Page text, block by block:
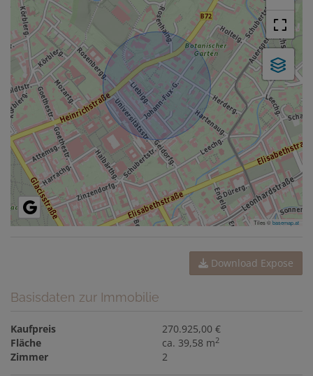
Tiles ©basemap.at
Download Expose
Basisdaten zur Immobilie
Kaufpreis
270.925,00 €
Fläche
ca. 39,58 m2
Zimmer 2